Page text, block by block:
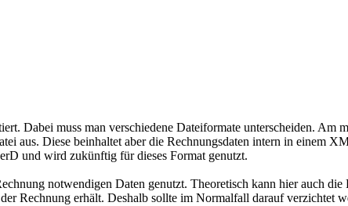
Dabei muss man verschiedene Dateiformate unterscheiden.
aus. Diese beinhaltet aber die Rechnungsdaten intern in einem
und wird zukünftig für dieses Format genutzt.
notwendigen Daten genutzt. Theoretisch kann hier auch
Rechnung erhält. Deshalb sollte im Normalfall darauf verzichtet